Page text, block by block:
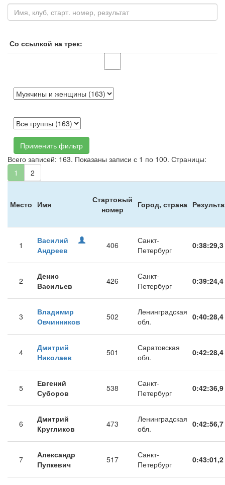
Со ссылкой на трек:
Применить фильтр
Всего записей: 163. Показаны записи с 1 по 100. Страницы:
1
2
Место Имя
Стартовый
номер
Город, страна
1
Василий
Андреев
406
Санкт-
Петербург
0:38:29,3
2
Денис
Васильев
426
Санкт-
Петербург
0:39:24,4
3
Владимир
Овчинников
502
Ленинградская
обл.
0:40:28,4
4
Дмитрий
Николаев
501
Саратовская
обл.
0:42:28,4
5
Евгений
Суборов
538
Санкт-
Петербург
0:42:36,9
6
Дмитрий
Кругликов
473
Ленинградская
обл.
0:42:56,7
7
Александр
Пупкевич
517
Санкт-
Петербург
0:43:01,2